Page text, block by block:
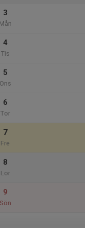
3
Mån
4
Tis
5
Ons
6
Tor
7
Fre
8
Lör
9
Sön